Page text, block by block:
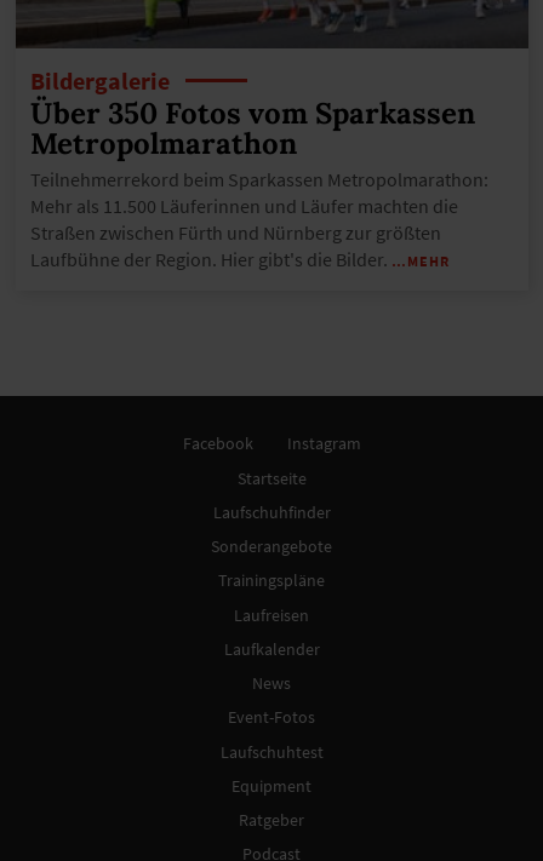
Bildergalerie
Über 350 Fotos vom Sparkassen
Metropolmarathon
Teilnehmerrekord beim Sparkassen Metropolmarathon:
Mehr als 11.500 Läuferinnen und Läufer machten die
Straßen zwischen Fürth und Nürnberg zur größten
Laufbühne der Region. Hier gibt's die Bilder. …MEHR
Facebook
Instagram
Startseite
Laufschuhfinder
Sonderangebote
Trainingspläne
Laufreisen
Laufkalender
News
Event-Fotos
Laufschuhtest
Equipment
Ratgeber
Podcast